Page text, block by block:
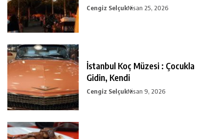
Cengiz SelçukNisan 25, 2026
İstanbul Koç Müzesi : Çocukla
Gidin, Kendi
Cengiz SelçukNisan 9, 2026